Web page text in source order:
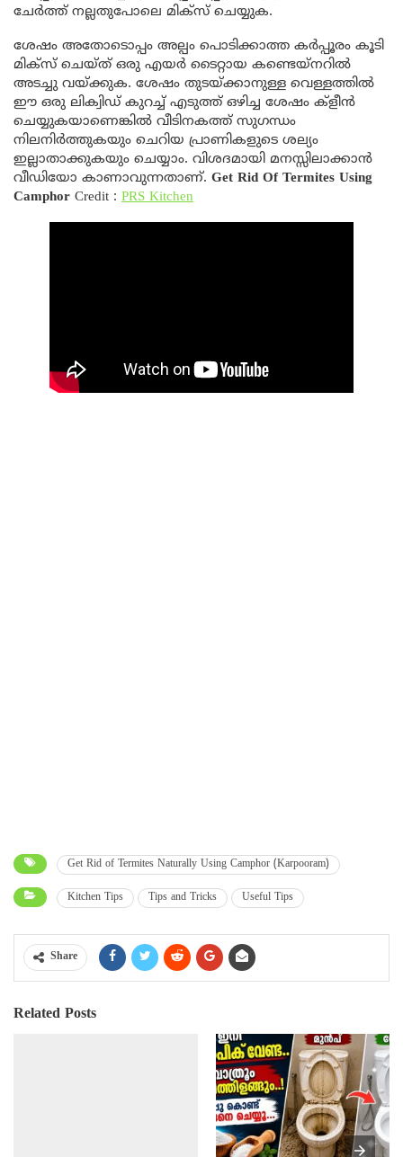
ചേർത്ത് നല്ലതുപോലെ മിക്സ് ചെയ്യുക.
ശേഷം അതോടൊപ്പം അല്പം പൊടിക്കാത്ത കർപ്പൂരം കൂടി
മിക്സ് ചെയ്ത് ഒരു എയർ ടൈറ്റായ കണ്ടെയ്നറിൽ
അടച്ചു വയ്ക്കുക. ശേഷം തുടയ്ക്കാനുള്ള വെള്ളത്തിൽ
ഈ ഒരു ലിക്വിഡ് കുറച്ച് എടുത്ത് ഒഴിച്ച ശേഷം ക്‌ളീൻ
ചെയ്യുകയാണെങ്കിൽ വീടിനകത്ത് സുഗന്ധം
നിലനിർത്തുകയും ചെറിയ പ്രാണികളുടെ ശല്യം
ഇല്ലാതാക്കുകയും ചെയ്യാം. വിശദമായി മനസ്സിലാക്കാൻ
വീഡിയോ കാണാവുന്നതാണ്. Get Rid Of Termites Using
Camphor Credit : PRS Kitchen
Get Rid of Termites Naturally Using Camphor (Karpooram)
Kitchen Tips Tips and Tricks Useful Tips
Share
Related Posts